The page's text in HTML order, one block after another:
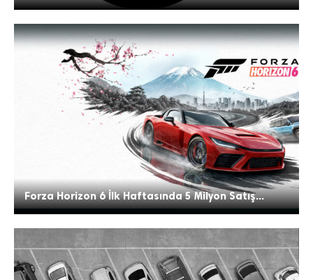
Forza Horizon 6 İlk Haftasında 5 Milyon Satış...